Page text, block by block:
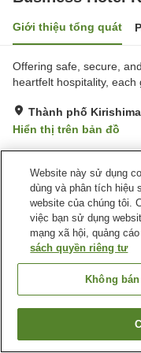
Giới thiệu tổng quát
Offering safe, secure,
heartfelt hospitality,
Thành phố
Hiển thị trên bản đồ
Tiện nghi chỗ nghỉ
Bãi đỗ xe
Trang chủ Nhật Bản
Business Hotel Komachi
Website này sử dụng
dùng và phân tích
website của chúng tôi.
việc bạn sử dụng
mạng xã hội, quảng
sách quyền riêng tư
Không